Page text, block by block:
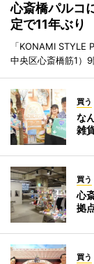
心斎橋パルコ
定で11年ぶり
「KONAMI STYLE
中央区心斎橋筋1）
買う
な
雑
買う
心
拠
買う